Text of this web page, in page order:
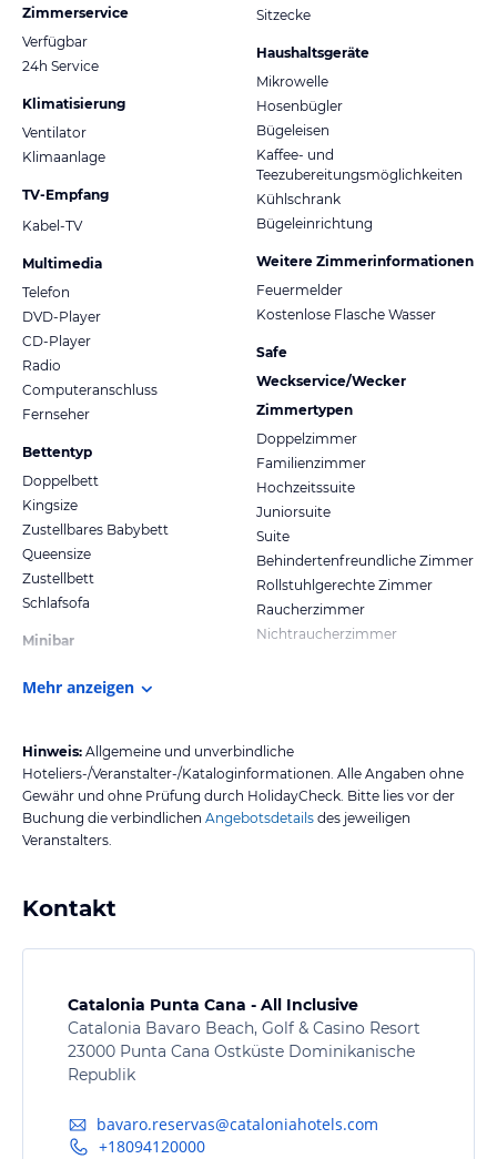
Zimmerservice
Verfügbar
24h Service
Klimatisierung
Ventilator
Klimaanlage
TV-Empfang
Kabel-TV
Multimedia
Telefon
DVD-Player
CD-Player
Radio
Computeranschluss
Fernseher
Bettentyp
Doppelbett
Kingsize
Zustellbares Babybett
Queensize
Zustellbett
Schlafsofa
Minibar
Sitzecke
Haushaltsgeräte
Mikrowelle
Hosenbügler
Bügeleisen
Kaffee- und
Teezubereitungsmöglichkeiten
Kühlschrank
Bügeleinrichtung
Weitere Zimmerinformationen
Feuermelder
Kostenlose Flasche Wasser
Safe
Weckservice/Wecker
Zimmertypen
Doppelzimmer
Familienzimmer
Hochzeitssuite
Juniorsuite
Suite
Behindertenfreundliche Zimmer
Rollstuhlgerechte Zimmer
Raucherzimmer
Nichtraucherzimmer
Mehr anzeigen
Hinweis: Allgemeine und unverbindliche
Hoteliers-/Veranstalter-/Kataloginformationen. Alle Angaben ohne
Gewähr und ohne Prüfung durch HolidayCheck. Bitte lies vor der
Buchung die verbindlichen Angebotsdetails des jeweiligen
Veranstalters.
Kontakt
Catalonia Punta Cana - All Inclusive
Catalonia Bavaro Beach, Golf & Casino Resort
23000 Punta Cana Ostküste Dominikanische
Republik
bavaro.reservas@cataloniahotels.com
+18094120000